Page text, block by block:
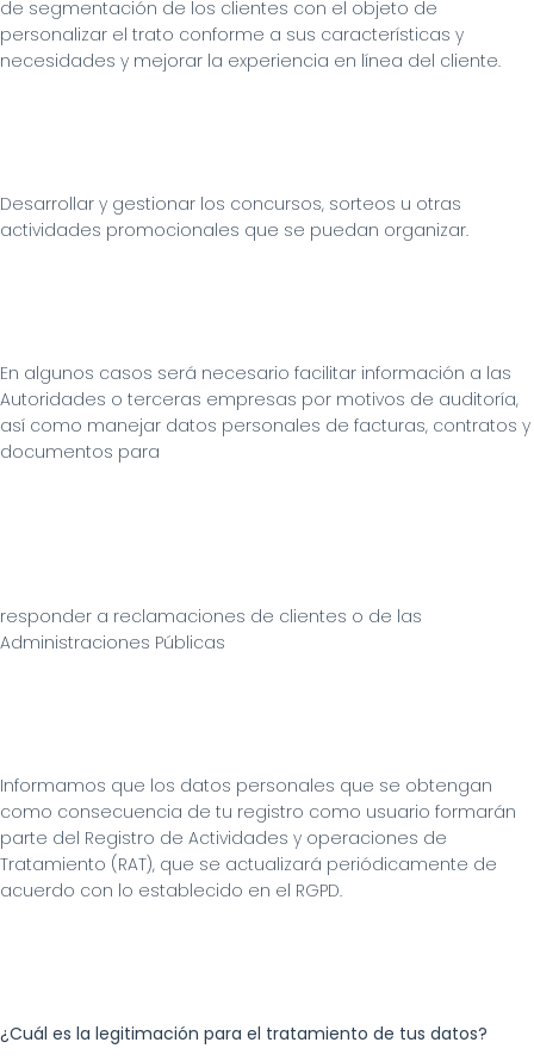
de segmentación de los clientes con el objeto de
personalizar el trato conforme a sus características y
necesidades y mejorar la experiencia en línea del cliente.
Desarrollar y gestionar los concursos, sorteos u otras
actividades promocionales que se puedan organizar.
En algunos casos será necesario facilitar información a las
Autoridades o terceras empresas por motivos de auditoría,
así como manejar datos personales de facturas, contratos y
documentos para
responder a reclamaciones de clientes o de las
Administraciones Públicas
Informamos que los datos personales que se obtengan
como consecuencia de tu registro como usuario formarán
parte del Registro de Actividades y operaciones de
Tratamiento (RAT), que se actualizará periódicamente de
acuerdo con lo establecido en el RGPD.
¿Cuál es la legitimación para el tratamiento de tus datos?